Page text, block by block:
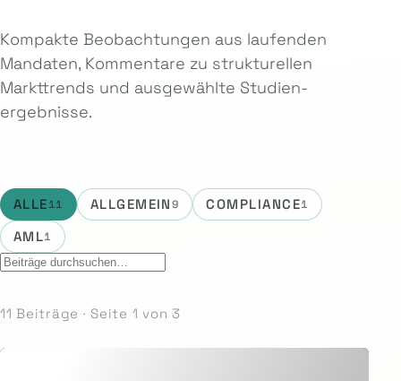
Kompakte Beobachtungen aus laufenden
Mandaten, Kommentare zu strukturellen
Markttrends und ausgewählte Studien­
ergebnisse.
ALLE11 ALLGEMEIN9 COMPLIANCE1
AML1
11 Beiträge · Seite 1 von 3